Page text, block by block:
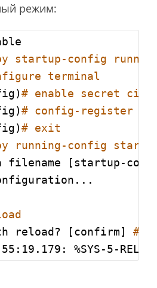
режим:
startup-config
terminal
# enable secret
# config-register
# exit
running-config
filename [startup-
reload? [confirm] #
%SYS-5-